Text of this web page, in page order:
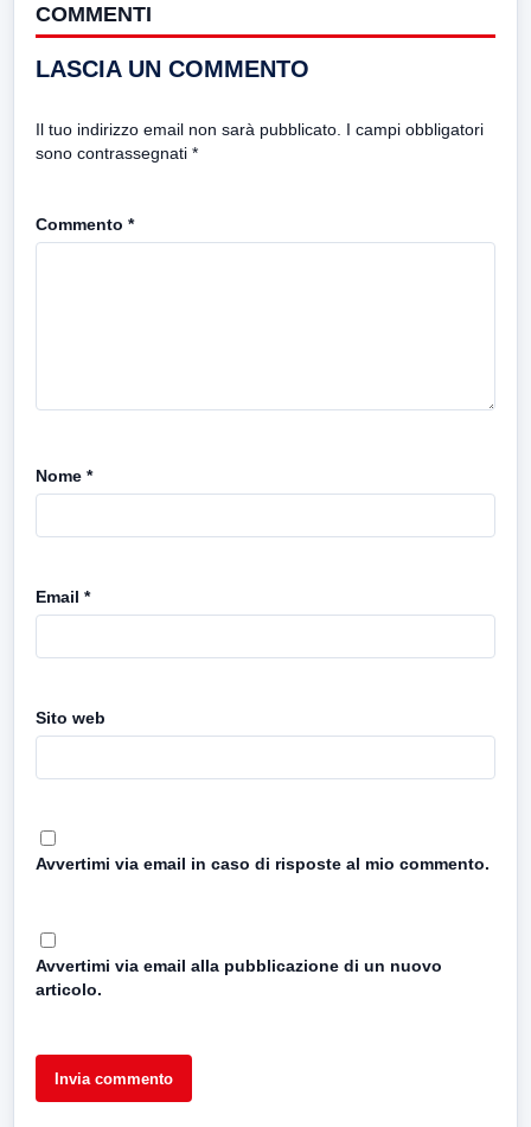
COMMENTI
LASCIA UN COMMENTO
Il tuo indirizzo email non sarà pubblicato. I campi obbligatori
sono contrassegnati *
Commento *
Nome *
Email *
Sito web
Avvertimi via email in caso di risposte al mio commento.
Avvertimi via email alla pubblicazione di un nuovo
articolo.